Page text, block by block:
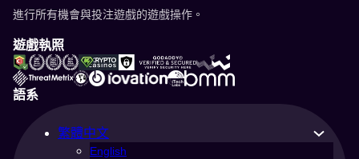
進行所有機會與投注遊戲的遊戲操作。
遊戲執照
語系
繁體中文
English